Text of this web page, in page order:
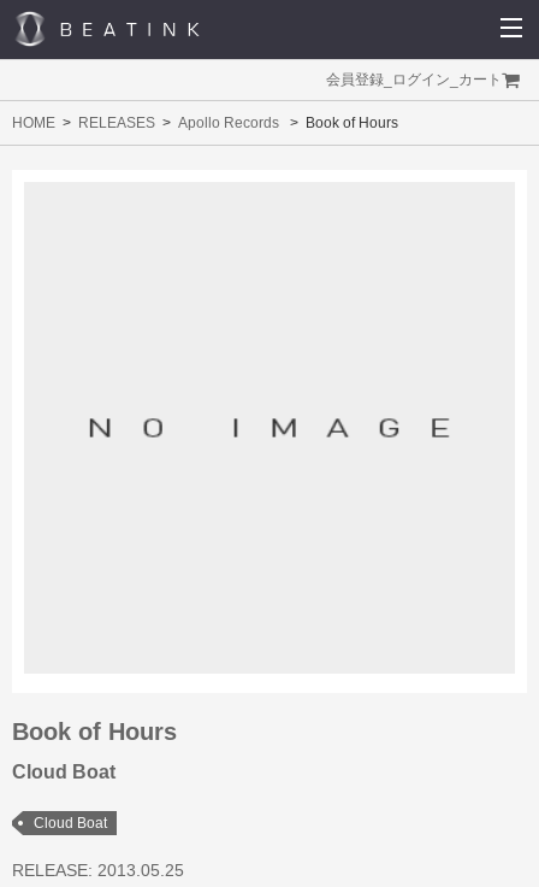
会員登録 ログイン カート
HOME RELEASES Apollo Records Book of Hours
Book of Hours
Cloud Boat
Cloud Boat
RELEASE: 2013.05.25